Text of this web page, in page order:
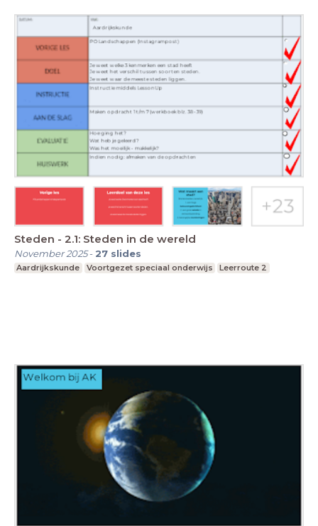
Steden - 2.1: Steden in de wereld
November 2025- 27 slides
Aardrijkskunde Voortgezet speciaal onderwijs Leerroute 2